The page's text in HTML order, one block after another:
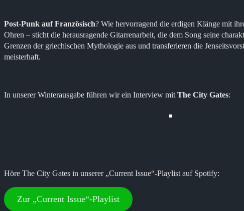
Post-Punk auf Französisch? Wie hervorragend die erdigen Klänge mit
Ohren – sticht die herausragende Gitarrenarbeit, die dem Song seine
Grenzen der griechischen Mythologie aus und transferieren die
meisterhaft.
In unserer Winterausgabe führen wir ein Interview mitThe City Gates:
Höre The City Gates in unserer „Current Issue“-Playlist auf Spotify:
Zur „Current Issue“-Playlist